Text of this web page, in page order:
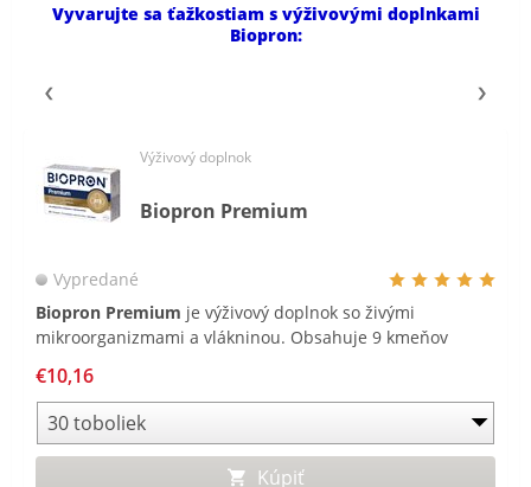
Vyvarujte sa ťažkostiam s výživovými doplnkami
Biopron:
Výživový doplnok
Biopron Premium
Vypredané
Biopron Premium je výživový doplnok so živými
mikroorganizmami a vlákninou. Obsahuje 9 kmeňov
je obohatený o fruktooligosacharidy a je vhodný pre deti
od 3 rokov a dospelých.
€10,16
Kúpiť